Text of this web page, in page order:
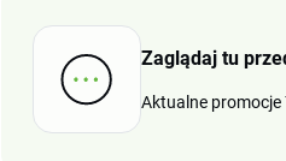
Zaglądaj tu
Aktualne promocje